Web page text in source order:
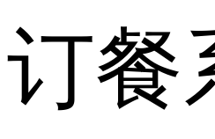
订餐